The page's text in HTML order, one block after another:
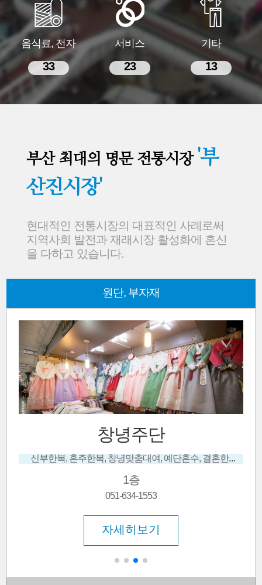
음식료, 전자
33
서비스
23
기타
13
부산 최대의 명문 전통시장 '부
산진시장'
현대적인 전통시장의 대표적인 사례로써
지역사회 발전과 재래시장 활성화에 혼신
을 다하고 있습니다.
원단, 부자재
창녕주단
신부한복, 혼주한복, 창녕맞춤대여, 예단혼수, 결혼한복, 저고리, 창녕한복샷
1층
051-634-1553
자세히보기